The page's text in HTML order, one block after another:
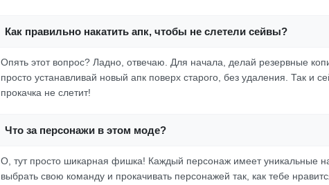
Как правильно накатить апк, чтобы не слетели сейвы?
Опять этот вопрос? Ладно, отвечаю. Для начала, делай резервные
просто устанавливай новый апк поверх старого, без удаления. Так и
прокачка не слетит!
Что за персонажи в этом моде?
О, тут просто шикарная фишка! Каждый персонаж имеет уникальные
выбрать свою команду и прокачивать персонажей так, как тебе